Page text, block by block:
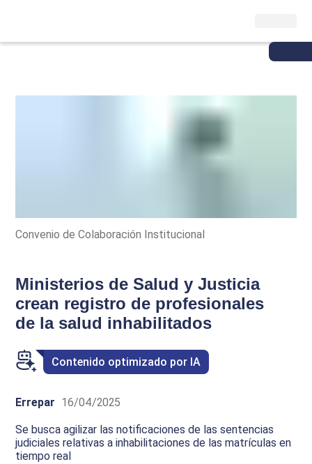
Convenio de Colaboración Institucional
Ministerios de Salud y Justicia
crean registro de profesionales
de la salud inhabilitados
Contenido optimizado por IA
Errepar 16/04/2025
Se busca agilizar las notificaciones de las sentencias
judiciales relativas a inhabilitaciones de las matrículas en
tiempo real